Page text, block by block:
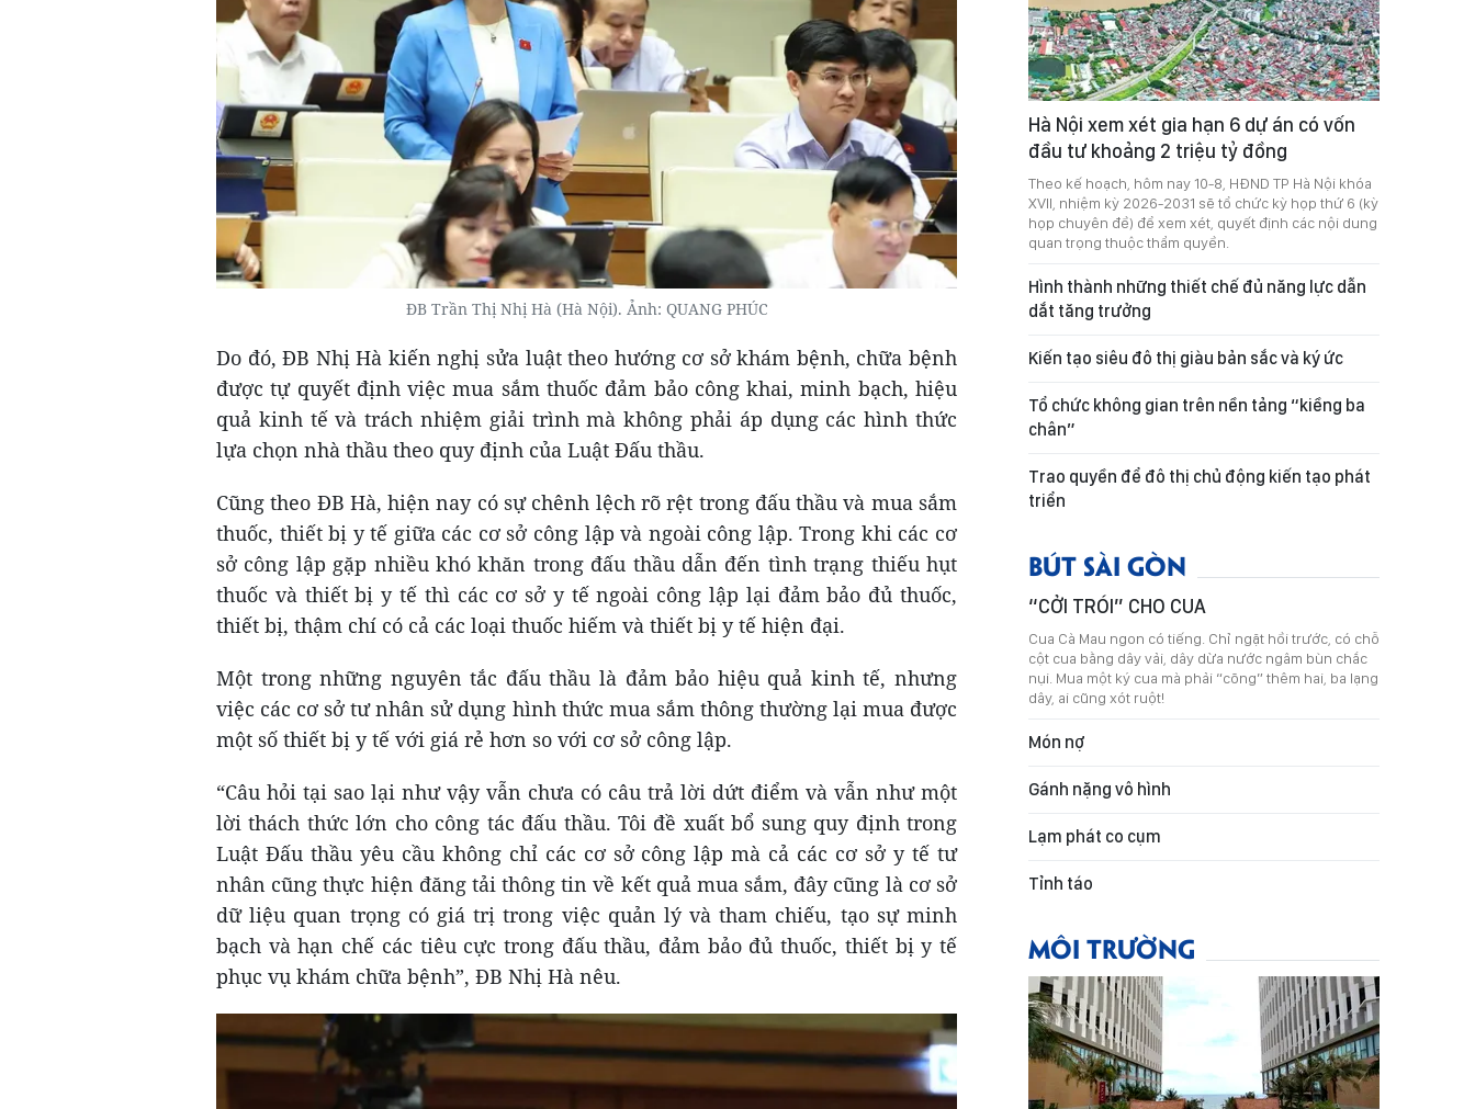
ĐB Trần Thị Nhị Hà (Hà Nội). Ảnh: QUANG PHÚC
Do đó, ĐB Nhị Hà kiến nghị sửa luật theo hướng cơ sở khám bệnh, chữa bệnh
được tự quyết định việc mua sắm thuốc đảm bảo công khai, minh bạch, hiệu
quả kinh tế và trách nhiệm giải trình mà không phải áp dụng các hình thức
lựa chọn nhà thầu theo quy định của Luật Đấu thầu.
Cũng theo ĐB Hà, hiện nay có sự chênh lệch rõ rệt trong đấu thầu và mua sắm
thuốc, thiết bị y tế giữa các cơ sở công lập và ngoài công lập. Trong khi các cơ
sở công lập gặp nhiều khó khăn trong đấu thầu dẫn đến tình trạng thiếu hụt
thuốc và thiết bị y tế thì các cơ sở y tế ngoài công lập lại đảm bảo đủ thuốc,
thiết bị, thậm chí có cả các loại thuốc hiếm và thiết bị y tế hiện đại.
Một trong những nguyên tắc đấu thầu là đảm bảo hiệu quả kinh tế, nhưng
việc các cơ sở tư nhân sử dụng hình thức mua sắm thông thường lại mua được
một số thiết bị y tế với giá rẻ hơn so với cơ sở công lập.
“Câu hỏi tại sao lại như vậy vẫn chưa có câu trả lời dứt điểm và vẫn như một
lời thách thức lớn cho công tác đấu thầu. Tôi đề xuất bổ sung quy định trong
Luật Đấu thầu yêu cầu không chỉ các cơ sở công lập mà cả các cơ sở y tế tư
nhân cũng thực hiện đăng tải thông tin về kết quả mua sắm, đây cũng là cơ sở
dữ liệu quan trọng có giá trị trong việc quản lý và tham chiếu, tạo sự minh
bạch và hạn chế các tiêu cực trong đấu thầu, đảm bảo đủ thuốc, thiết bị y tế
phục vụ khám chữa bệnh”, ĐB Nhị Hà nêu.
Hà Nội xem xét gia hạn 6 dự án có vốn
đầu tư khoảng 2 triệu tỷ đồng
Theo kế hoạch, hôm nay 10-8, HĐND TP Hà Nội khóa
XVII, nhiệm kỳ 2026-2031 sẽ tổ chức kỳ họp thứ 6 (kỳ
họp chuyên đề) để xem xét, quyết định các nội dung
quan trọng thuộc thẩm quyền.
Hình thành những thiết chế đủ năng lực dẫn
dắt tăng trưởng
Kiến tạo siêu đô thị giàu bản sắc và ký ức
Tổ chức không gian trên nền tảng “kiềng ba
chân”
Trao quyền để đô thị chủ động kiến tạo phát
triển
BÚT SÀI GÒN
“CỞI TRÓI” CHO CUA
Cua Cà Mau ngon có tiếng. Chỉ ngặt hồi trước, có chỗ
cột cua bằng dây vải, dây dừa nước ngâm bùn chắc
nụi. Mua một ký cua mà phải “cõng” thêm hai, ba lạng
dây, ai cũng xót ruột!
Món nợ
Gánh nặng vô hình
Lạm phát co cụm
Tỉnh táo
MÔI TRƯỜNG